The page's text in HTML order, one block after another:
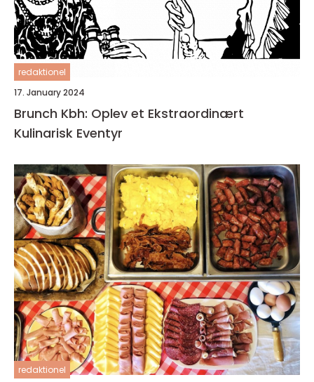
redaktionel
17. January 2024
Brunch Kbh: Oplev et Ekstraordinært
Kulinarisk Eventyr
redaktionel